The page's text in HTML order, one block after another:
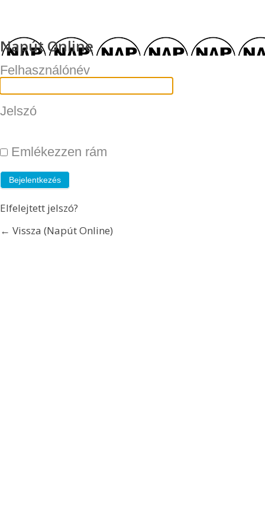
Napút Online
Felhasználónév
Jelszó
Emlékezzen rám
Elfelejtett jelszó?
← Vissza (Napút Online)